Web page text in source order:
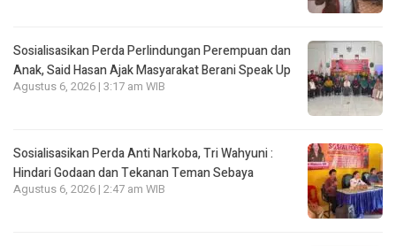
Sosialisasikan Perda Perlindungan Perempuan dan
Anak, Said Hasan Ajak Masyarakat Berani Speak Up
Agustus 6, 2026 | 3:17 am WIB
Sosialisasikan Perda Anti Narkoba, Tri Wahyuni :
Hindari Godaan dan Tekanan Teman Sebaya
Agustus 6, 2026 | 2:47 am WIB